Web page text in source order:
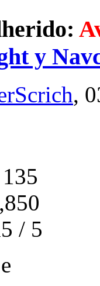
y
,
/ 5